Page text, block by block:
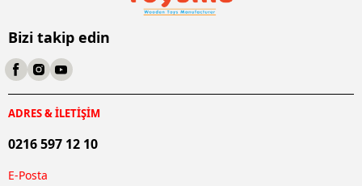
Bizi takip edin
ADRES & İLETİŞİM
0216 597 12 10
E-Posta